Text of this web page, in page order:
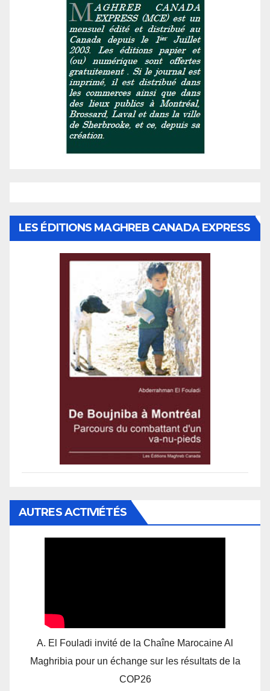
LES ÉDITIONS MAGHREB CANADA EXPRESS
AUTRES ACTIVIÉTÉS
A. El Fouladi invité de la Chaîne Marocaine Al
Maghribia pour un échange sur les résultats de la
COP26